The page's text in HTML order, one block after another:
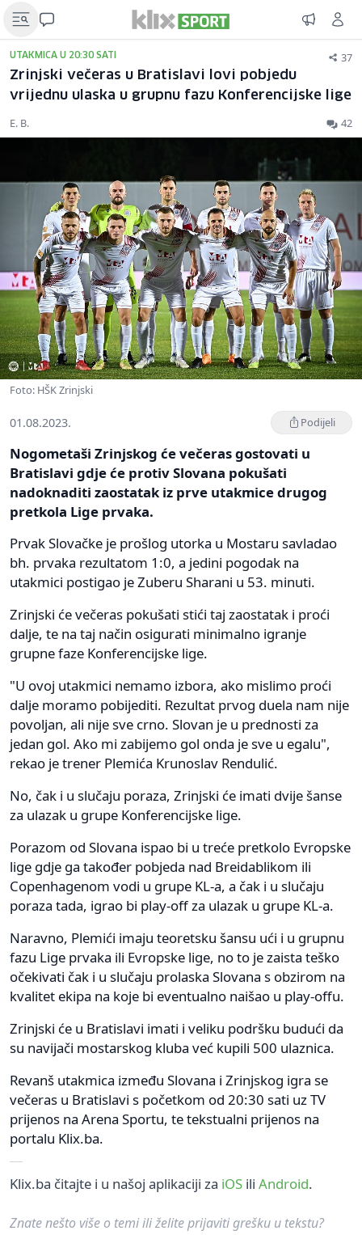
UTAKMICA U 20:30 SATI 37
Zrinjski večeras u Bratislavi lovi pobjedu
vrijednu ulaska u grupnu fazu Konferencijske lige
E. B. 42
Foto: HŠK Zrinjski
01.08.2023. Podijeli
Nogometaši Zrinjskog će večeras gostovati u
Bratislavi gdje će protiv Slovana pokušati
nadoknaditi zaostatak iz prve utakmice drugog
pretkola Lige prvaka.
Prvak Slovačke je prošlog utorka u Mostaru savladao
bh. prvaka rezultatom 1:0, a jedini pogodak na
utakmici postigao je Zuberu Sharani u 53. minuti.
Zrinjski će večeras pokušati stići taj zaostatak i proći
dalje, te na taj način osigurati minimalno igranje
grupne faze Konferencijske lige.
"U ovoj utakmici nemamo izbora, ako mislimo proći
dalje moramo pobijediti. Rezultat prvog duela nam nije
povoljan, ali nije sve crno. Slovan je u prednosti za
jedan gol. Ako mi zabijemo gol onda je sve u egalu",
rekao je trener Plemića Krunoslav Rendulić.
No, čak i u slučaju poraza, Zrinjski će imati dvije šanse
za ulazak u grupe Konferencijske lige.
Porazom od Slovana ispao bi u treće pretkolo Evropske
lige gdje ga također pobjeda nad Breidablikom ili
Copenhagenom vodi u grupe KL-a, a čak i u slučaju
poraza tada, igrao bi play-off za ulazak u grupe KL-a.
Naravno, Plemići imaju teoretsku šansu ući i u grupnu
fazu Lige prvaka ili Evropske lige, no to je zaista teško
očekivati čak i u slučaju prolaska Slovana s obzirom na
kvalitet ekipa na koje bi eventualno naišao u play-offu.
Zrinjski će u Bratislavi imati i veliku podršku budući da
su navijači mostarskog kluba već kupili 500 ulaznica.
Revanš utakmica između Slovana i Zrinjskog igra se
večeras u Bratislavi s početkom od 20:30 sati uz TV
prijenos na Arena Sportu, te tekstualni prijenos na
portalu Klix.ba.
Klix.ba čitajte i u našoj aplikaciji za iOS ili Android.
Znate nešto više o temi ili želite prijaviti grešku u tekstu?